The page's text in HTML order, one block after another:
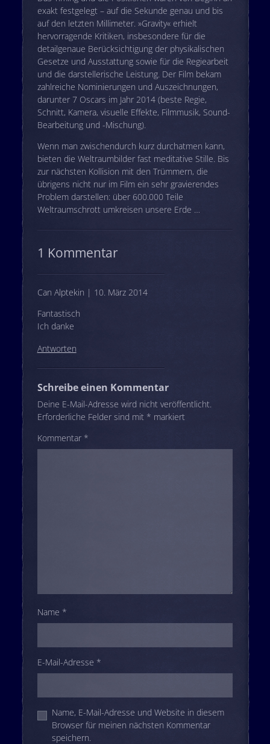
exakt festgelegt – auf die Sekunde genau und bis
auf den letzten Millimeter. »Gravity« erhielt
hervorragende Kritiken, insbesondere für die
detailgenaue Berücksichtigung der physikalischen
Gesetze und Ausstattung sowie für die Regiearbeit
und die darstellerische Leistung. Der Film bekam
zahlreiche Nominierungen und Auszeichnungen,
darunter 7 Oscars im Jahr 2014 (beste Regie,
Schnitt, Kamera, visuelle Effekte, Filmmusik, Sound-
Bearbeitung und -Mischung).
Wenn man zwischendurch kurz durchatmen kann,
bieten die Weltraumbilder fast meditative Stille. Bis
zur nächsten Kollision mit den Trümmern, die
übrigens nicht nur im Film ein sehr gravierendes
Problem darstellen: über 600.000 Teile
Weltraumschrott umkreisen unsere Erde …
1 Kommentar
Can Alptekin | 10. März 2014
Fantastisch
Ich danke
Antworten
Schreibe einen Kommentar
Deine E-Mail-Adresse wird nicht veröffentlicht.
Erforderliche Felder sind mit * markiert
Kommentar *
Name *
E-Mail-Adresse *
Name, E-Mail-Adresse und Website in diesem
Browser für meinen nächsten Kommentar
speichern.